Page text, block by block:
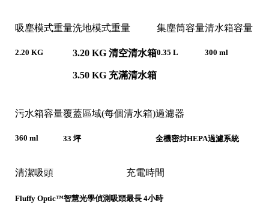
吸塵模式重量
2.20 KG
洗地模式重量
3.20 KG 清空清水箱
3.50 KG 充滿清水箱
集塵筒容量
0.35 L
清水箱容量
300 ml
污水箱容量
360 ml
覆蓋區域(每個清水箱)
33 坪
過濾器
全機密封HEPA過濾系統
清潔吸頭
Fluffy Optic™智慧光學偵測吸頭
充電時間
最長 4小時